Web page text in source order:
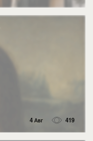
4 Авг 419